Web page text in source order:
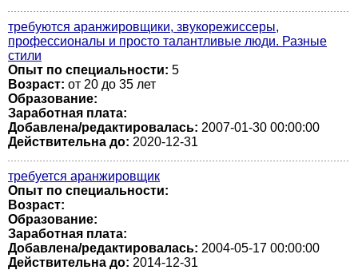
требуются аранжировщики, звукорежиссеры,
профессионалы и просто талантливые люди. Разные
стили
Опыт по специальности: 5
Возраст: от 20 до 35 лет
Образование:
Заработная плата:
Добавлена/редактировалась: 2007-01-30 00:00:00
Действительна до: 2020-12-31
требуется аранжировщик
Опыт по специальности:
Возраст:
Образование:
Заработная плата:
Добавлена/редактировалась: 2004-05-17 00:00:00
Действительна до: 2014-12-31